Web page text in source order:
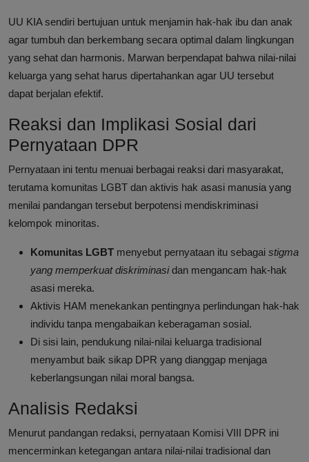
UU KIA sendiri bertujuan untuk menjamin hak-hak ibu dan anak
agar tumbuh dan berkembang secara optimal dalam lingkungan
yang sehat dan harmonis. Marwan berpendapat bahwa nilai-nilai
keluarga yang sehat harus dipertahankan agar UU tersebut
dapat berjalan efektif.
Reaksi dan Implikasi Sosial dari
Pernyataan DPR
Pernyataan ini tentu menuai berbagai reaksi dari masyarakat,
terutama komunitas LGBT dan aktivis hak asasi manusia yang
menilai pandangan tersebut berpotensi mendiskriminasi
kelompok minoritas.
Komunitas LGBT menyebut pernyataan itu sebagai stigma
yang memperkuat diskriminasidan mengancam hak-hak
asasi mereka.
Aktivis HAM menekankan pentingnya perlindungan hak-hak
individu tanpa mengabaikan keberagaman sosial.
Di sisi lain, pendukung nilai-nilai keluarga tradisional
menyambut baik sikap DPR yang dianggap menjaga
keberlangsungan nilai moral bangsa.
Analisis Redaksi
Menurut pandangan redaksi, pernyataan Komisi VIII DPR ini
mencerminkan ketegangan antara nilai-nilai tradisional dan